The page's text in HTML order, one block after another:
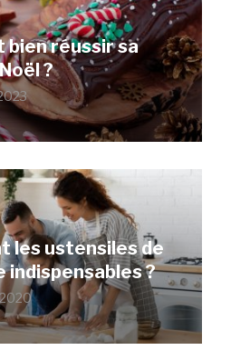
bien réussir sa
?
les ustensiles de
indispensables ?